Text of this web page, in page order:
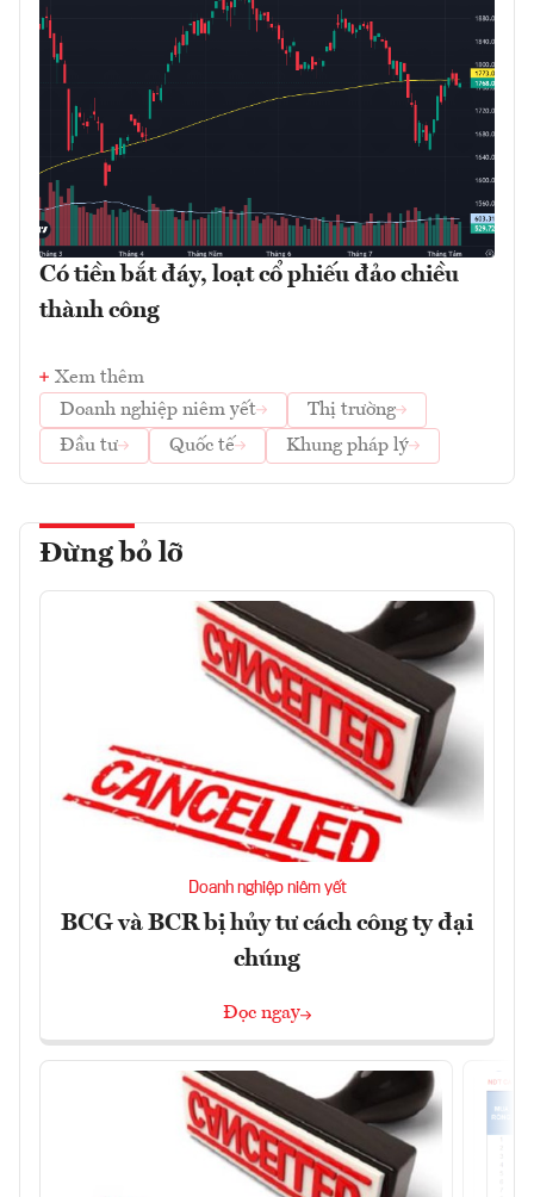
Có tiền bắt đáy, loạt cổ phiếu đảo chiều
thành công
Xem thêm
Doanh nghiệp niêm yết
Thị trường
Đầu tư
Quốc tế Khung pháp lý
Đừng bỏ lỡ
Doanh nghiệp niêm yết
BCG và BCR bị hủy tư cách công ty đại
chúng
Đọc ngay